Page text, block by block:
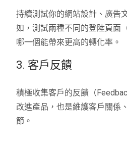
持續測試你的網站設計、廣告
如，測試兩種不同的登陸頁面
哪一個能帶來更高的轉化率。
3. 客戶反饋
積極收集客戶的反饋（
改進產品，也是維護客戶關係
節。